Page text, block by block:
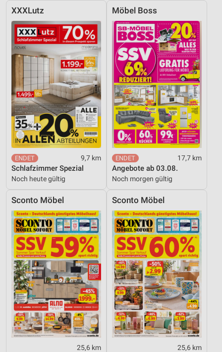
XXXLutz
9,7 km
Schlafzimmer Spezial
Noch heute gültig
Möbel Boss
17,7 km
Angebote ab 03.08.
Noch morgen gültig
Sconto Möbel
25,6 km
Sconto Möbel
25,6 km